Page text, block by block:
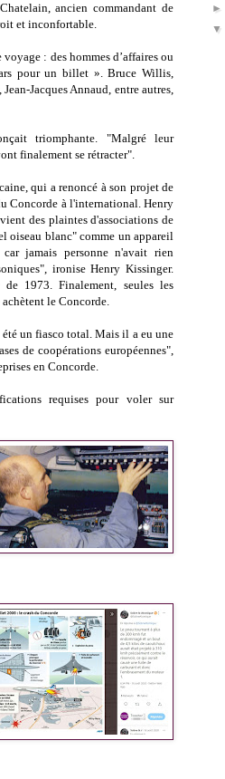
ancien commandant de
et inconfortable.
: des hommes d’affaires ou
pour un billet ». Bruce Willis,
Jacques Annaud, entre autres,
triomphante. "Malgré leur
finalement se rétracter".
qui a renoncé à son projet de
Concorde à l'international. Henry
des plaintes d'associations de
oiseau blanc" comme un appareil
jamais personne n'avait rien
ironise Henry Kissinger.
1973. Finalement, seules les
le Concorde.
un fiasco total. Mais il a eu une
de coopérations européennes",
en Concorde.
requises pour voler sur
►
▼